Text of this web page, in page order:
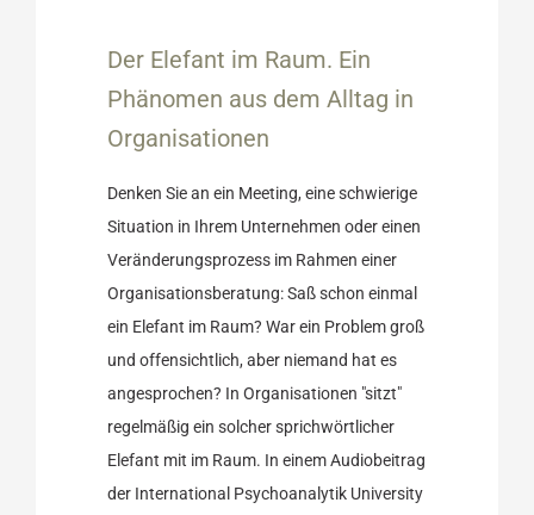
Der Elefant im Raum. Ein
Phänomen aus dem Alltag in
Organisationen
Denken Sie an ein Meeting, eine schwierige
Situation in Ihrem Unternehmen oder einen
Veränderungsprozess im Rahmen einer
Organisationsberatung: Saß schon einmal
ein Elefant im Raum? War ein Problem groß
und offensichtlich, aber niemand hat es
angesprochen? In Organisationen "sitzt"
regelmäßig ein solcher sprichwörtlicher
Elefant mit im Raum. In einem Audiobeitrag
der International Psychoanalytik University